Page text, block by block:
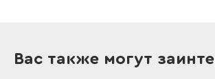
Вас также могут